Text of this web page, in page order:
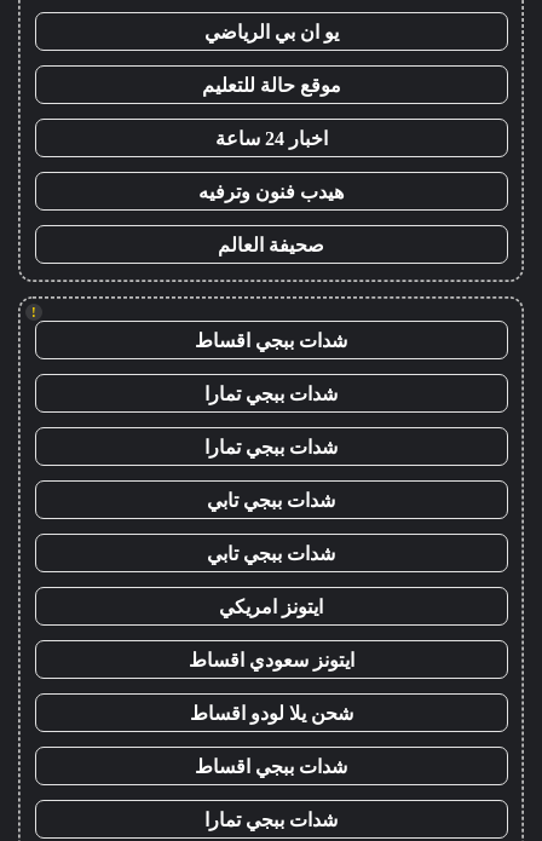
يو ان بي الرياضي
موقع حالة للتعليم
اخبار 24 ساعة
هيدب فنون وترفيه
صحيفة العالم
!
شدات ببجي اقساط
شدات ببجي تمارا
شدات ببجي تمارا
شدات ببجي تابي
شدات ببجي تابي
ايتونز امريكي
ايتونز سعودي اقساط
شحن يلا لودو اقساط
شدات ببجي اقساط
شدات ببجي تمارا